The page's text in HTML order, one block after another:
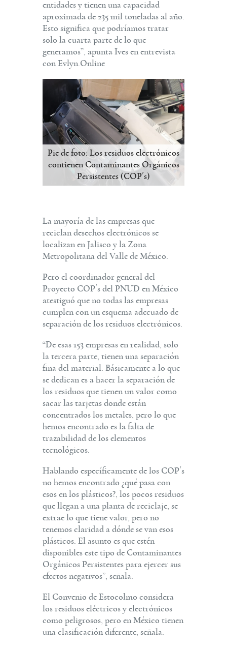
entidades y tienen una capacidad
aproximada de 235 mil toneladas al año.
Esto significa que podríamos tratar
solo la cuarta parte de lo que
generamos”, apunta Ives en entrevista
con Evlyn.Online
Pie de foto: Los residuos electrónicos
contienen Contaminantes Orgánicos
Persistentes (COP´s)
La mayoría de las empresas que
reciclan desechos electrónicos se
localizan en Jalisco y la Zona
Metropolitana del Valle de México.
Pero el coordinador general del
Proyecto COP´s del PNUD en México
atestiguó que no todas las empresas
cumplen con un esquema adecuado de
separación de los residuos electrónicos.
“De esas 153 empresas en realidad, solo
la tercera parte, tienen una separación
fina del material. Básicamente a lo que
se dedican es a hacer la separación de
los residuos que tienen un valor como
sacar las tarjetas donde están
concentrados los metales, pero lo que
hemos encontrado es la falta de
trazabilidad de los elementos
tecnológicos.
Hablando específicamente de los COP´s
no hemos encontrado ¿qué pasa con
esos en los plásticos?, los pocos residuos
que llegan a una planta de reciclaje, se
extrae lo que tiene valor, pero no
tenemos claridad a dónde se van esos
plásticos. El asunto es que estén
disponibles este tipo de Contaminantes
Orgánicos Persistentes para ejercer sus
efectos negativos”, señala.
El Convenio de Estocolmo considera
los residuos eléctricos y electrónicos
como peligrosos, pero en México tienen
una clasificación diferente, señala.